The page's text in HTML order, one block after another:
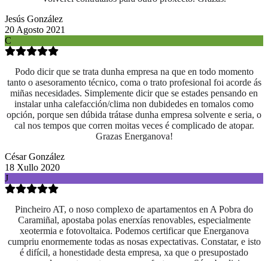
Jesús González
20 Agosto 2021
C
Podo dicir que se trata dunha empresa na que en todo momento
tanto o asesoramento técnico, coma o trato profesional foi acorde ás
miñas necesidades. Simplemente dicir que se estades pensando en
instalar unha calefacción/clima non dubidedes en tomalos como
opción, porque sen dúbida trátase dunha empresa solvente e seria, o
cal nos tempos que corren moitas veces é complicado de atopar.
Grazas Energanova!
César González
18 Xullo 2020
J
Pincheiro AT, o noso complexo de apartamentos en A Pobra do
Caramiñal, apostaba polas enerxías renovables, especialmente
xeotermia e fotovoltaica. Podemos certificar que Energanova
cumpriu enormemente todas as nosas expectativas. Constatar, e isto
é difícil, a honestidade desta empresa, xa que o presupostado